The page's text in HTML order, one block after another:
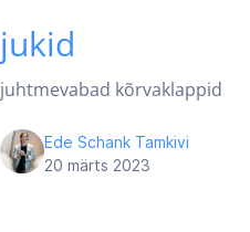
jukid
juhtmevabad kõrvaklappid
Ede Schank Tamkivi
20 märts 2023